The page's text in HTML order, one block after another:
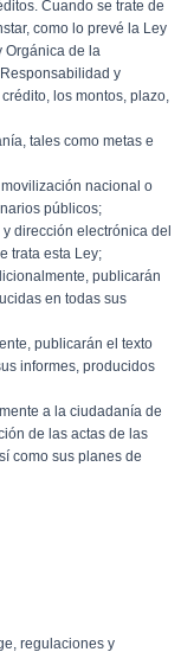
Cuando se trate de
como lo prevé la Ley
Orgánica de la
y
los montos, plazo,
tales como metas e
nacional o
públicos;
dirección electrónica del
trata esta Ley;
publicarán
en todas sus
publicarán el texto
informes, producidos
a la ciudadanía de
de las actas de las
como sus planes de
regulaciones y